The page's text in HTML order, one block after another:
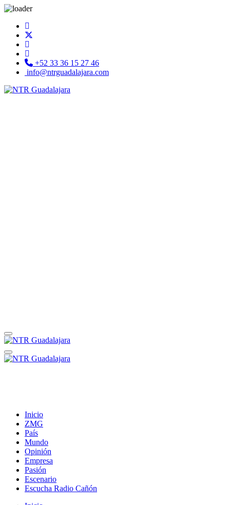
+52 33 36 15 27 46
info@ntrguadalajara.com
Inicio
ZMG
País
Mundo
Opinión
Empresa
Pasión
Escenario
Escucha Radio Cañón